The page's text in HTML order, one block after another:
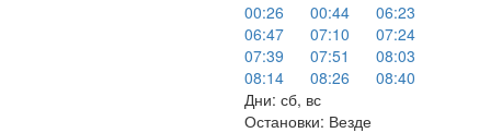
00:26
00:44
06:23
06:47
07:10
07:24
07:39
07:51
08:03
08:14
08:26
08:40
Дни: сб, вс
Остановки: Везде